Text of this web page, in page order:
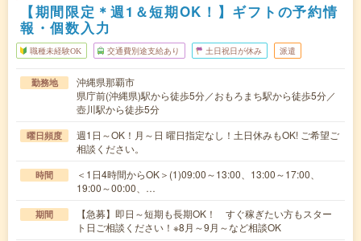
【期間限定＊週1＆短期OK！】ギフトの予約情
報・個数入力
職種未経験OK 交通費別途支給あり 土日祝日が休み 派遣
勤務地
沖縄県那覇市
県庁前(沖縄県)駅から徒歩5分／おもろまち駅から徒歩5分／
壺川駅から徒歩5分
曜日頻度
週1日～OK！月～日 曜日指定なし！土日休みもOK! ご希望ご
相談ください。
時間
＜1日4時間からOK＞(1)09:00～13:00、13:00～17:00、
19:00～00:00、…
期間
【急募】即日～短期も長期OK！ すぐ稼ぎたい方もスター
ト日ご相談ください！※8月～9月～など相談OK